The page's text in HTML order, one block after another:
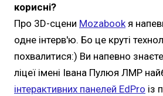
корисні?
Про 3D-сцени Mozabookя
одне інтерв'ю. Бо це круті
похвалитися:) Ви напевно
ліцеї імені Івана Пулюя ЛМР
інтерактивних панелей EdPro із